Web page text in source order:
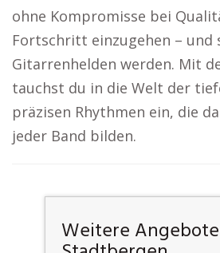
ohne Kompromisse bei
Fortschritt einzugehen – und
Gitarrenhelden werden. Mit
tauchst du in die Welt der
präzisen Rhythmen ein, die
jeder Band bilden.
Weitere